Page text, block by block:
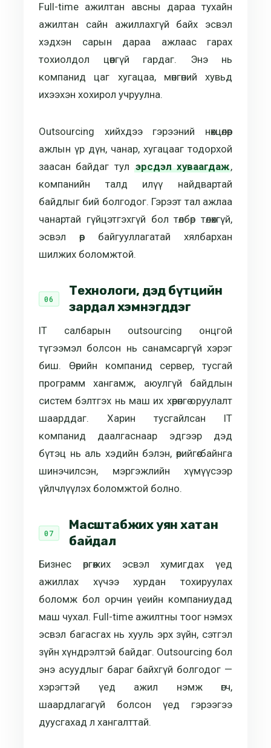
Full-time ажилтан авсны дараа тухайн
ажилтан сайн ажиллахгүй байх эсвэл
хэдхэн сарын дараа ажлаас гарах
тохиолдол цөөнгүй гардаг. Энэ нь
компанид цаг хугацаа, мөнгөний хувьд
ихээхэн хохирол учруулна.
Outsourcing хийхдээ гэрээний нөхцөлөөр
ажлын үр дүн, чанар, хугацааг тодорхой
заасан байдаг тул эрсдэл хуваагдаж,
компанийн талд илүү найдвартай
байдлыг бий болгодог. Гэрээт тал ажлаа
чанартай гүйцэтгэхгүй бол төлбөр төлөхгүй,
эсвэл өөр байгууллагатай хялбархан
шилжих боломжтой.
Технологи, дэд бүтцийн
зардал хэмнэгддэг
IT салбарын outsourcing онцгой
түгээмэл болсон нь санамсаргүй хэрэг
биш. Өөрийн компанид сервер, тусгай
программ хангамж, аюулгүй байдлын
систем бэлтгэх нь маш их хөрөнгө оруулалт
шаарддаг. Харин тусгайлсан IT
компанид даалгаснаар эдгээр дэд
бүтэц нь аль хэдийн бэлэн, өөрийгөө байнга
шинэчилсэн, мэргэжлийн хүмүүсээр
үйлчлүүлэх боломжтой болно.
Масштабжих уян хатан
байдал
Бизнес өргөжих эсвэл хумигдах үед
ажиллах хүчээ хурдан тохируулах
боломж бол орчин үеийн компаниудад
маш чухал. Full-time ажилтны тоог нэмэх
эсвэл багасгах нь хууль эрх зүйн, сэтгэл
зүйн хүндрэлтэй байдаг. Outsourcing бол
энэ асуудлыг бараг байхгүй болгодог —
хэрэгтэй үед ажил нэмж өгч,
шаардлагагүй болсон үед гэрээгээ
дуусгахад л хангалттай.